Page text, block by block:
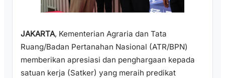
JAKARTA, Kementerian Agraria dan Tata
Ruang/Badan Pertanahan Nasional (ATR/BPN)
memberikan apresiasi dan penghargaan kepada
satuan kerja (Satker) yang meraih predikat